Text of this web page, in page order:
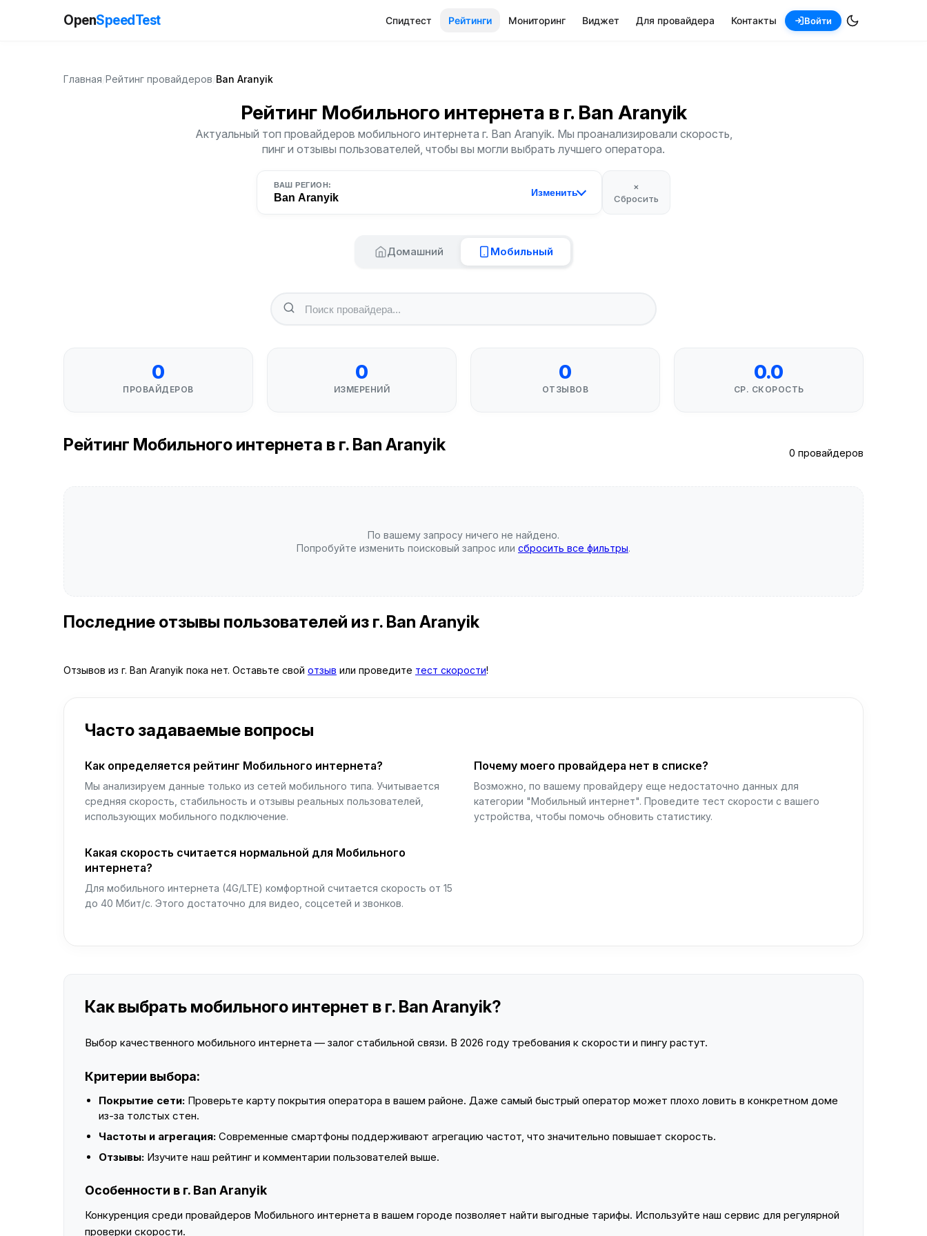
OpenSpeedTest Спидтест Рейтинги Мониторинг Виджет Для провайдера Контакты Войти
Главная Рейтинг провайдеров Ban Aranyik
Рейтинг Мобильного интернета в г. Ban Aranyik
Актуальный топ провайдеров мобильного интернета г. Ban Aranyik. Мы проанализировали скорость,
пинг и отзывы пользователей, чтобы вы могли выбрать лучшего оператора.
ВАШ РЕГИОН:
Ban Aranyik Изменить
×
Сбросить
Домашний Мобильный
0
ПРОВАЙДЕРОВ
0
ИЗМЕРЕНИЙ
0
ОТЗЫВОВ
0.0
СР. СКОРОСТЬ
Рейтинг Мобильного интернета в г. Ban Aranyik 0 провайдеров
По вашему запросу ничего не найдено.
Попробуйте изменить поисковый запрос или сбросить все фильтры.
Последние отзывы пользователей из г. Ban Aranyik
Отзывов из г. Ban Aranyik пока нет. Оставьте свой отзыв или проведите тест скорости!
Часто задаваемые вопросы
Как определяется рейтинг Мобильного интернета?
Мы анализируем данные только из сетей мобильного типа. Учитывается
средняя скорость, стабильность и отзывы реальных пользователей,
использующих мобильного подключение.
Почему моего провайдера нет в списке?
Возможно, по вашему провайдеру еще недостаточно данных для
категории "Мобильный интернет". Проведите тест скорости с вашего
устройства, чтобы помочь обновить статистику.
Какая скорость считается нормальной для Мобильного
интернета?
Для мобильного интернета (4G/LTE) комфортной считается скорость от 15
до 40 Мбит/с. Этого достаточно для видео, соцсетей и звонков.
Как выбрать мобильного интернет в г. Ban Aranyik?
Выбор качественного мобильного интернета — залог стабильной связи. В 2026 году требования к скорости и пингу растут.
Критерии выбора:
Покрытие сети: Проверьте карту покрытия оператора в вашем районе. Даже самый быстрый оператор может плохо ловить в конкретном доме
из-за толстых стен.
Частоты и агрегация: Современные смартфоны поддерживают агрегацию частот, что значительно повышает скорость.
Отзывы: Изучите наш рейтинг и комментарии пользователей выше.
Особенности в г. Ban Aranyik
Конкуренция среди провайдеров Мобильного интернета в вашем городе позволяет найти выгодные тарифы. Используйте наш сервис для регулярной
проверки скорости.